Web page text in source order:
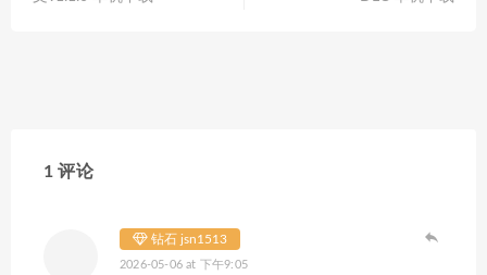
1 评论
钻石 jsn1513
2026-05-06 at 下午9:05